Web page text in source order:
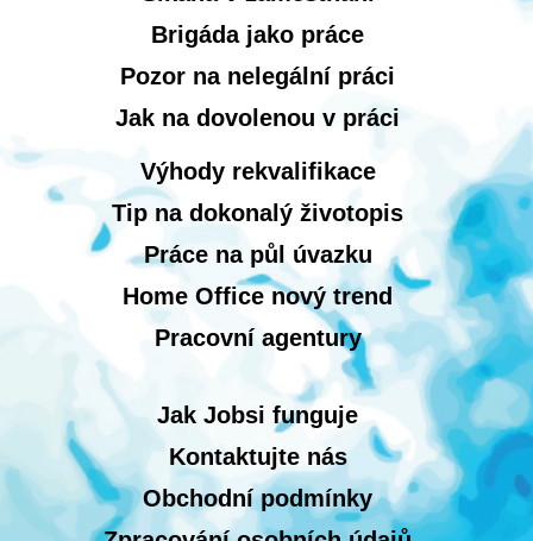
Brigáda jako práce
Pozor na nelegální práci
Jak na dovolenou v práci
Výhody rekvalifikace
Tip na dokonalý životopis
Práce na půl úvazku
Home Office nový trend
Pracovní agentury
Jak Jobsi funguje
Kontaktujte nás
Obchodní podmínky